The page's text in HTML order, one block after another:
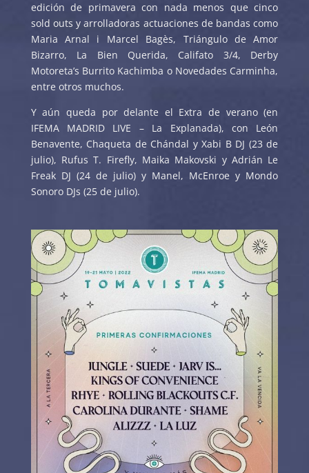
edición de primavera con nada menos que cinco
sold outs y arrolladoras actuaciones de bandas como
Maria Arnal i Marcel Bagès, Triángulo de Amor
Bizarro, La Bien Querida, Califato 3/4, Derby
Motoreta’s Burrito Kachimba o Novedades Carminha,
entre otros muchos.
Y aún queda por delante el Extra de verano (en
IFEMA MADRID LIVE – La Explanada), con León
Benavente, Chaqueta de Chándal y Xabi B DJ (23 de
julio), Rufus T. Firefly, Maika Makovski y Adrián Le
Freak DJ (24 de julio) y Manel, McEnroe y Mondo
Sonoro DJs (25 de julio).